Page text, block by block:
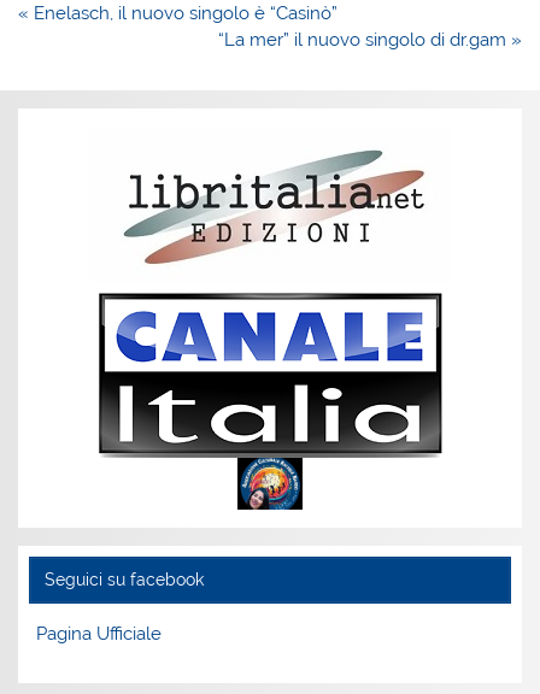
Navigazione
« Enelasch, il nuovo singolo è “Casinò”
“La mer” il nuovo singolo di dr.gam »
Seguici su facebook
Pagina Ufficiale